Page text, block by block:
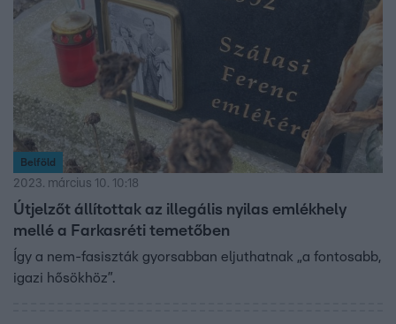
Belföld
2023. március 10. 10:18
Útjelzőt állítottak az illegális nyilas emlékhely
mellé a Farkasréti temetőben
Így a nem-fasiszták gyorsabban eljuthatnak „a fontosabb,
igazi hősökhöz”.